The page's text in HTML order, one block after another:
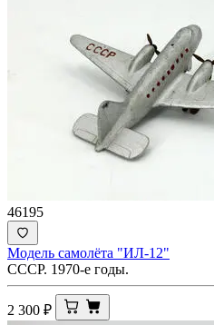
46195
Модель самолёта "ИЛ-12"
СССР. 1970-е годы.
2 300 ₽